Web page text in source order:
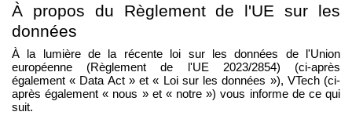
À propos du Règlement de l'UE sur les
données
À la lumière de la récente loi sur les données de l'Union
européenne (Règlement de l'UE 2023/2854) (ci-après
également « Data Act » et « Loi sur les données »), VTech (ci-
après également « nous » et « notre ») vous informe de ce qui
suit.